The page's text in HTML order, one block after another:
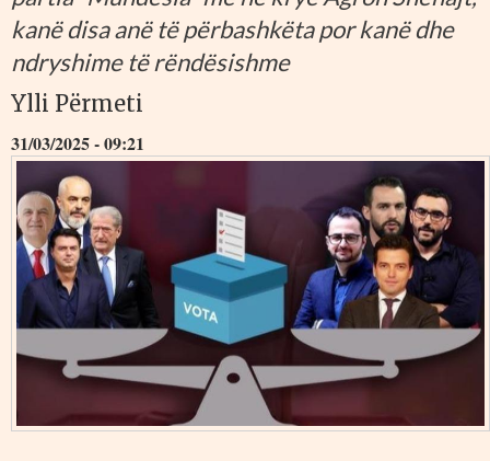
kanë disa anë të përbashkëta por kanë dhe
ndryshime të rëndësishme
Ylli Përmeti
31/03/2025 - 09:21